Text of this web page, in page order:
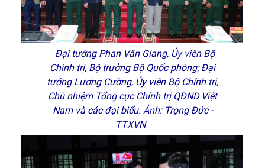
Đại tướng Phan Văn Giang, Ủy viên Bộ
Chính trị, Bộ trưởng Bộ Quốc phòng; Đại
tướng Lương Cường, Ủy viên Bộ Chính trị,
Chủ nhiệm Tổng cục Chính trị QĐND Việt
Nam và các đại biểu. Ảnh: Trọng Đức -
TTXVN